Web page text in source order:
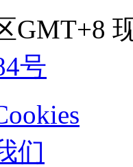
GMT+8
号
们